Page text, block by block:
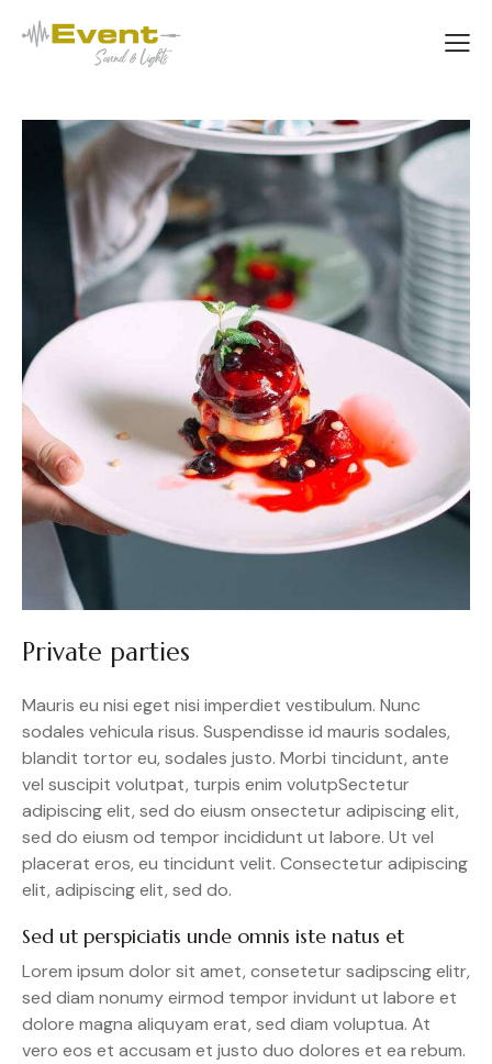
Private parties
Mauris eu nisi eget nisi imperdiet vestibulum. Nunc
sodales vehicula risus. Suspendisse id mauris sodales,
blandit tortor eu, sodales justo. Morbi tincidunt, ante
vel suscipit volutpat, turpis enim volutpSectetur
adipiscing elit, sed do eiusm onsectetur adipiscing elit,
sed do eiusm od tempor incididunt ut labore. Ut vel
placerat eros, eu tincidunt velit. Consectetur adipiscing
elit, adipiscing elit, sed do.
Sed ut perspiciatis unde omnis iste natus et
Lorem ipsum dolor sit amet, consetetur sadipscing elitr,
sed diam nonumy eirmod tempor invidunt ut labore et
dolore magna aliquyam erat, sed diam voluptua. At
vero eos et accusam et justo duo dolores et ea rebum.